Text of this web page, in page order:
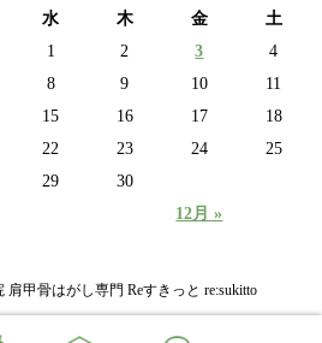
水 木 金 土
12月 »
1 2 3
4
8 9 10
11
15 16 17
18
22 23 24
25
29 30
肩甲骨はがし専門 Reすきっと re:sukitto